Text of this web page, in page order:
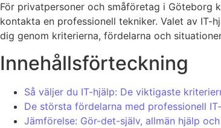
För privatpersoner och småföretag i Göteborg
kontakta en professionell tekniker. Valet av
dig genom kriterierna, fördelarna och
Innehållsförteckning
Så väljer du IT-hjälp: De viktigaste
De största fördelarna med professionell
Jämförelse: Gör-det-själv, allmän hjälp